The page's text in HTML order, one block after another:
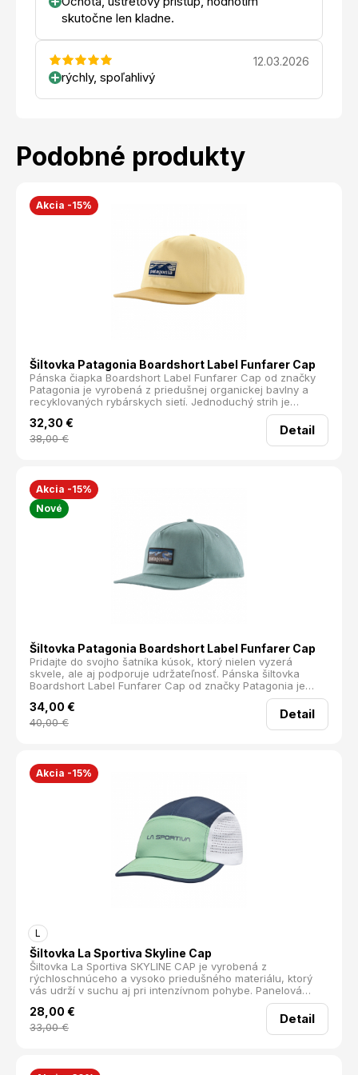
skutočne len kladne.
12.03.2026
rýchly, spoľahlivý
Podobné produkty
Akcia -15%
Šiltovka Patagonia Boardshort Label Funfarer Cap
Pánska čiapka Boardshort Label Funfarer Cap od značky
Patagonia je vyrobená z priedušnej organickej bavlny a
recyklovaných rybárskych sietí. Jednoduchý strih je
doplnený o logo značky na prednej strane. Je ideálna na
turistiku, voľný čas a každodenné nosenie.
32,30 €
38,00€
Detail
Akcia -15%
Nové
Šiltovka Patagonia Boardshort Label Funfarer Cap
Pridajte do svojho šatníka kúsok, ktorý nielen vyzerá
skvele, ale aj podporuje udržateľnosť. Pánska šiltovka
Boardshort Label Funfarer Cap od značky Patagonia je
ideálnym doplnkom pre každého, kto miluje prírodu a chce
ju chrániť aj pri každodennom nosení.
34,00 €
40,00€
Detail
Akcia -15%
L
Šiltovka La Sportiva Skyline Cap
Šiltovka La Sportiva SKYLINE CAP je vyrobená z
rýchloschnúceho a vysoko priedušného materiálu, ktorý
vás udrží v suchu aj pri intenzívnom pohybe. Panelová
konštrukcia podporuje efektívny odvod potu a technológia
TurboDry® zabezpečí komfort aj počas horúcich dní.
Doplnená o logo La Sportiva na čele, šiltovka kombinuje
funkčnosť so štýlom. Perfektná na trailový beh, výbehy v
28,00 €
33,00€
Detail